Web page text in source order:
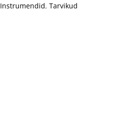
Instrumendid, Tarvikud